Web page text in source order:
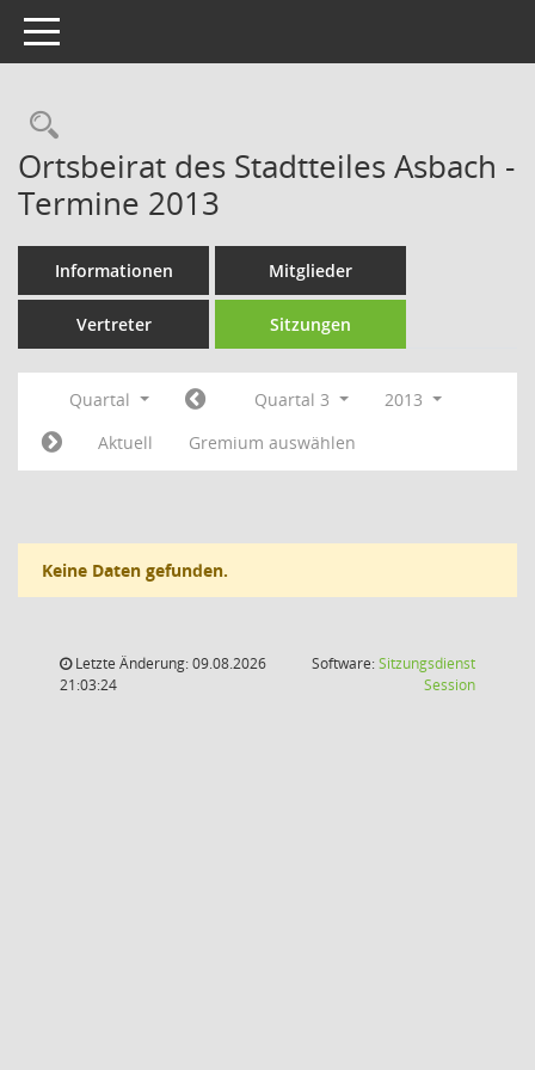
Toggle navigation
Rechercheauswahl
Ortsbeirat des Stadtteiles Asbach -
Termine 2013
Informationen Mitglieder
Vertreter Sitzungen
Quartal Quartal 3
2013
Aktuell
Gremium auswählen
Keine Daten gefunden.
Letzte Änderung: 09.08.2026
21:03:24
Software:Sitzungsdienst
Session(Wird in